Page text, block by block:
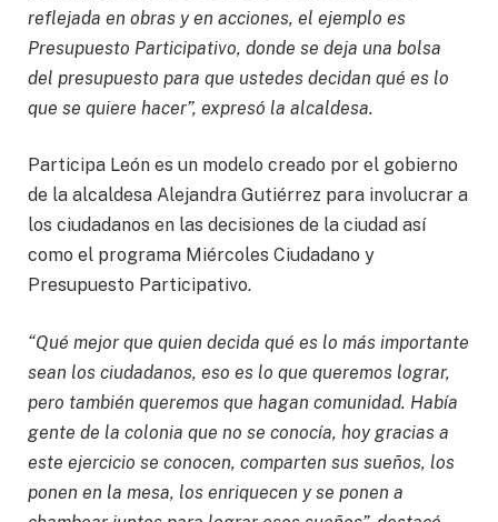
reflejada en obras y en acciones, el ejemplo es
Presupuesto Participativo, donde se deja una bolsa
del presupuesto para que ustedes decidan qué es lo
que se quiere hacer”, expresó la alcaldesa.
Participa León es un modelo creado por el gobierno
de la alcaldesa Alejandra Gutiérrez para involucrar a
los ciudadanos en las decisiones de la ciudad así
como el programa Miércoles Ciudadano y
Presupuesto Participativo.
“Qué mejor que quien decida qué es lo más importante
sean los ciudadanos, eso es lo que queremos lograr,
pero también queremos que hagan comunidad. Había
gente de la colonia que no se conocía, hoy gracias a
este ejercicio se conocen, comparten sus sueños, los
ponen en la mesa, los enriquecen y se ponen a